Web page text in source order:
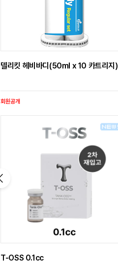
델리킷 헤비바디(50ml x 10 카트리지)
회원공개
T-OSS 0.1cc